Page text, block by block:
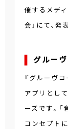
催するメデ
会」にて、発
グルー
『グルーヴ
アプリとし
ーズです。
コンセプト